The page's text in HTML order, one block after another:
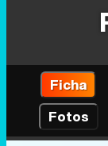
Ficha
Fotos